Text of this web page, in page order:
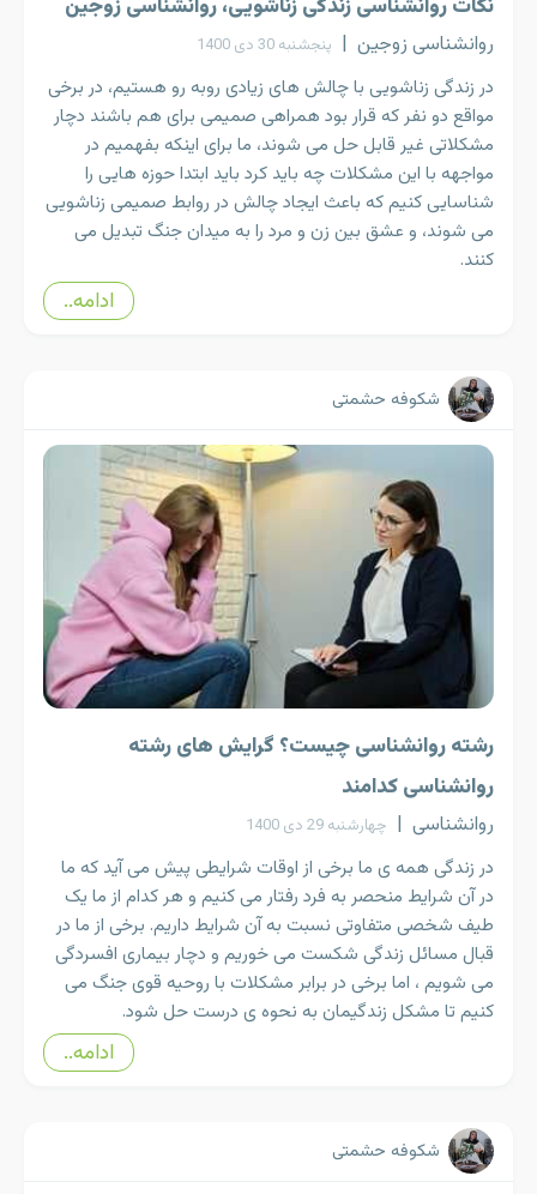
نکات روانشناسی زندگی زناشویی، روانشناسی زوجین
روانشناسی زوجین | پنجشنبه 30 دی 1400
در زندگی زناشویی با چالش های زیادی روبه رو هستیم، در برخی
مواقع دو نفر که قرار بود همراهی صمیمی برای هم باشند دچار
مشکلاتی غیر قابل حل می شوند، ما برای اینکه بفهمیم در
مواجهه با این مشکلات چه باید کرد باید ابتدا حوزه هایی را
شناسایی کنیم که باعث ایجاد چالش در روابط صمیمی زناشویی
می شوند، و عشق بین زن و مرد را به میدان جنگ تبدیل می
کنند.
ادامه..
شکوفه حشمتی
رشته روانشناسی چیست؟ گرایش های رشته
روانشناسی کدامند
روانشناسی | چهارشنبه 29 دی 1400
در زندگی همه ی ما برخی از اوقات شرایطی پیش می آید که ما
در آن شرایط منحصر به فرد رفتار می کنیم و هر کدام از ما یک
طیف شخصی متفاوتی نسبت به آن شرایط داریم. برخی از ما در
قبال مسائل زندگی شکست می خوریم و دچار بیماری افسردگی
می شویم ، اما برخی در برابر مشکلات با روحیه قوی جنگ می
کنیم تا مشکل زندگیمان به نحوه ی درست حل شود.
ادامه..
شکوفه حشمتی